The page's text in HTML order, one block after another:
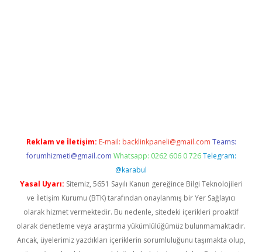
Reklam ve İletişim: E-mail: backlinkpaneli@gmail.com Teams:
forumhizmeti@gmail.com Whatsapp: 0262 606 0 726 Telegram:
@karabul
Yasal Uyarı: Sitemiz, 5651 Sayılı Kanun gereğince Bilgi Teknolojileri
ve İletişim Kurumu (BTK) tarafından onaylanmış bir Yer Sağlayıcı
olarak hizmet vermektedir. Bu nedenle, sitedeki içerikleri proaktif
olarak denetleme veya araştırma yükümlülüğümüz bulunmamaktadır.
Ancak, üyelerimiz yazdıkları içeriklerin sorumluluğunu taşımakta olup,